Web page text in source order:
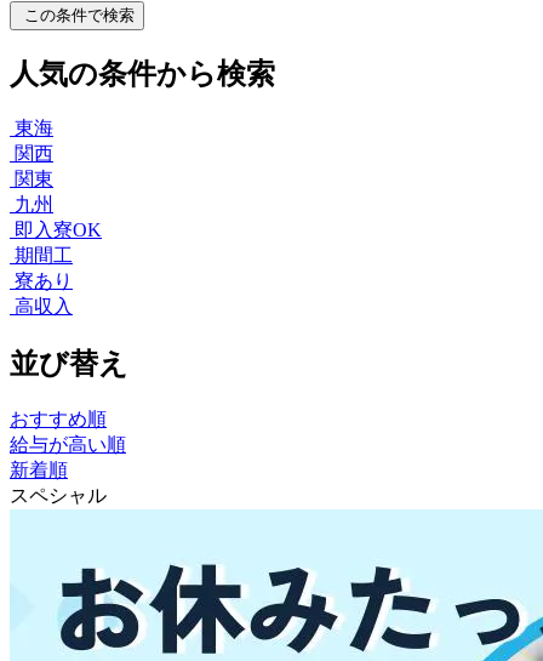
この条件で検索
人気の条件から検索
東海
関西
関東
九州
即入寮OK
期間工
寮あり
高収入
並び替え
おすすめ順
給与が高い順
新着順
スペシャル